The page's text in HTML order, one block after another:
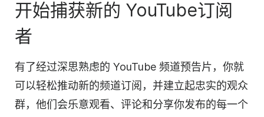
开始捕获新的 YouTube订阅
者
有了经过深思熟虑的 YouTube 频道预告片，你就
可以轻松推动新的频道订阅，并建立起忠实的观众
群，他们会乐意观看、评论和分享你发布的每一个